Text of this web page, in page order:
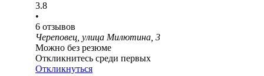
3.8
•
6 отзывов
Череповец, улица Милютина, 3
Можно без резюме
Откликнитесь среди первых
Откликнуться